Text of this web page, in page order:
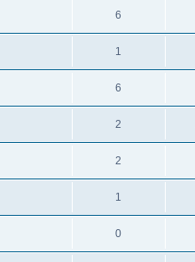
6
1
6
2
2
1
0